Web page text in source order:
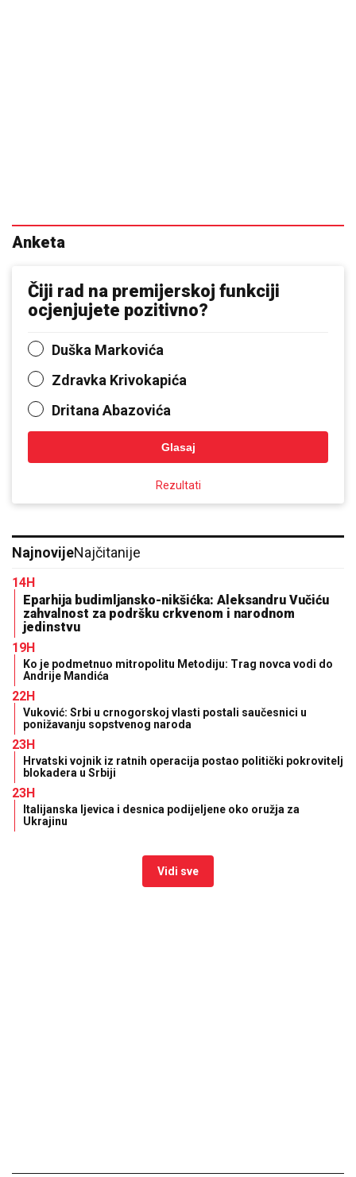
Anketa
Čiji rad na premijerskoj funkciji
ocjenjujete pozitivno?
Duška Markovića
Zdravka Krivokapića
Dritana Abazovića
Glasaj
Rezultati
NajnovijeNajčitanije
14H
Eparhija budimljansko-nikšićka: Aleksandru Vučiću
zahvalnost za podršku crkvenom i narodnom
jedinstvu
19H
Ko je podmetnuo mitropolitu Metodiju: Trag novca vodi do
Andrije Mandića
22H
Vuković: Srbi u crnogorskoj vlasti postali saučesnici u
ponižavanju sopstvenog naroda
23H
Hrvatski vojnik iz ratnih operacija postao politički pokrovitelj
blokadera u Srbiji
23H
Italijanska ljevica i desnica podijeljene oko oružja za
Ukrajinu
Vidi sve